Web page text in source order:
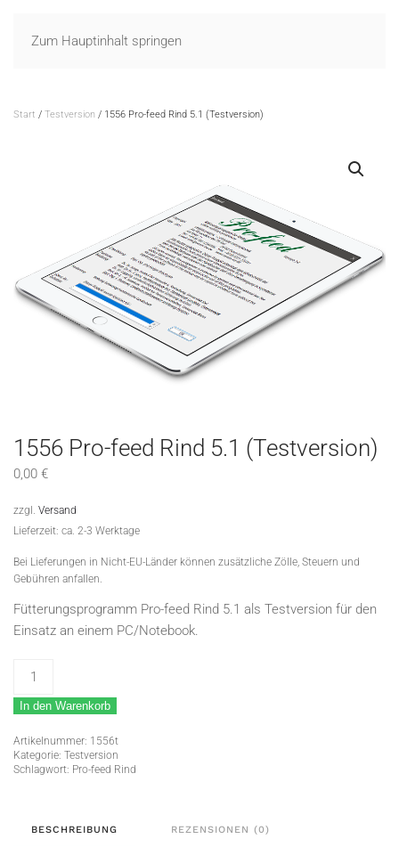
Zum Hauptinhalt springen
Start / Testversion / 1556 Pro-feed Rind 5.1 (Testversion)
1556 Pro-feed Rind 5.1 (Testversion)
0,00 €
zzgl. Versand
Lieferzeit: ca. 2-3 Werktage
Bei Lieferungen in Nicht-EU-Länder können zusätzliche Zölle, Steuern und
Gebühren anfallen.
Fütterungsprogramm Pro-feed Rind 5.1 als Testversion für den
Einsatz an einem PC/Notebook.
1556
feed
Rind
5.1
(Testversion)
In den Warenkorb
Artikelnummer: 1556t
Kategorie: Testversion
Schlagwort: Pro-feed Rind
BESCHREIBUNG REZENSIONEN (0)